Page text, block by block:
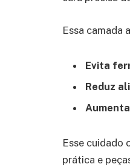
Essa camada
Evita
Reduz
Esse cuidado
prática e